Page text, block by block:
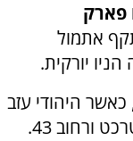
פארק
21 הותקף אתמול
יורקית.
היהודי עזב
ורחוב 43.